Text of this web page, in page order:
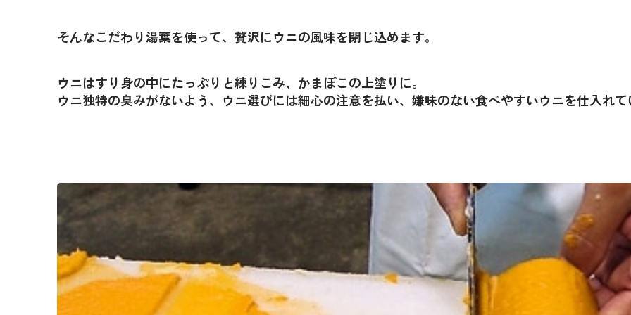
そんなこだわり湯葉を使って、贅沢にウニの風味を閉じ込めます。
ウニはすり身の中にたっぷりと練りこみ、かまぼこの上塗りに。
ウニ独特の臭みがないよう、ウニ選びには細心の注意を払い、嫌味のない食べやすいウニを仕入れ